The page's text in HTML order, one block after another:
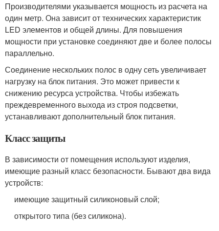
Производителями указывается мощность из расчета на
один метр. Она зависит от технических характеристик
LED элементов и общей длины. Для повышения
мощности при установке соединяют две и более полосы
параллельно.
Соединение нескольких полос в одну сеть увеличивает
нагрузку на блок питания. Это может привести к
снижению ресурса устройства. Чтобы избежать
преждевременного выхода из строя подсветки,
устанавливают дополнительный блок питания.
Класс защиты
В зависимости от помещения используют изделия,
имеющие разный класс безопасности. Бывают два вида
устройств:
имеющие защитный силиконовый слой;
открытого типа (без силикона).